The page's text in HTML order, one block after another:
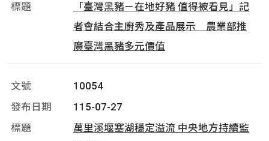
「臺灣黑豬－在地好豬 值得被看見」記
者會結合主廚秀及產品展示 農業部推
廣臺灣黑豬多元價值
10054
115-07-27
萬里溪堰塞湖穩定溢流 中央地方持續監